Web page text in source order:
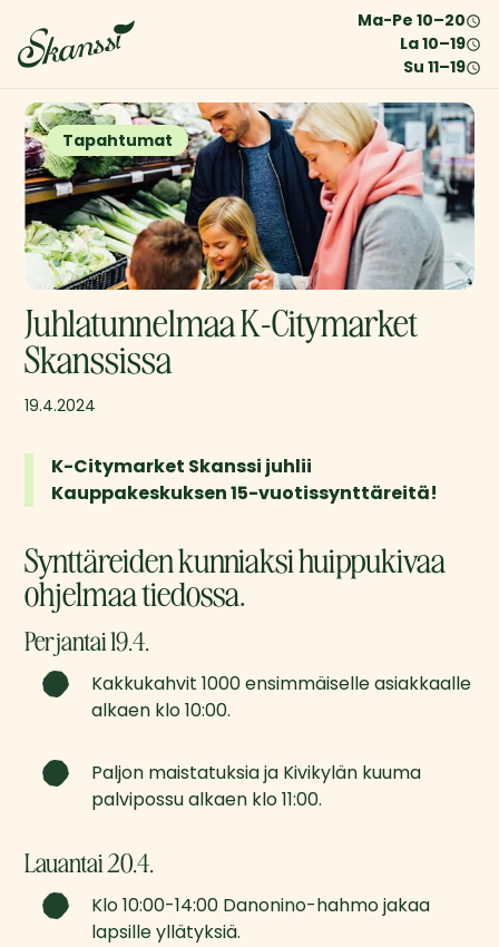
Ma-Pe 10–20
La10–19
Su 11–19
Tapahtumat
Juhlatunnelmaa K-Citymarket
Skanssissa
19.4.2024
K-Citymarket Skanssi juhlii
Kauppakeskuksen 15-vuotissynttäreitä!
Synttäreiden kunniaksi huippukivaa
ohjelmaa tiedossa.
Perjantai 19.4.
Kakkukahvit 1000 ensimmäiselle asiakkaalle
alkaen klo 10:00.
Paljon maistatuksia ja Kivikylän kuuma
palvipossu alkaen klo 11:00.
Lauantai 20.4.
Klo 10:00-14:00 Danonino-hahmo jakaa
lapsille yllätyksiä.